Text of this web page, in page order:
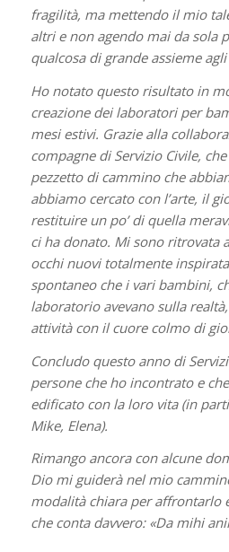
fragilità, ma mettendo il mio
altri e non agendo mai da sola
qualcosa di grande assieme
Ho notato questo risultato in
creazione dei laboratori per
mesi estivi. Grazie alla
compagne di Servizio Civile,
pezzetto di cammino che
abbiamo cercato con l’arte, il
restituire un po’ di quella
ci ha donato. Mi sono ritrovata
occhi nuovi totalmente
spontaneo che i vari bambini,
laboratorio avevano sulla
attività con il cuore colmo di
Concludo questo anno di
persone che ho incontrato e
edificato con la loro vita (in
Mike, Elena).
Rimango ancora con alcune
Dio mi guiderà nel mio
modalità chiara per affrontarlo
che conta davvero: «Da mihi